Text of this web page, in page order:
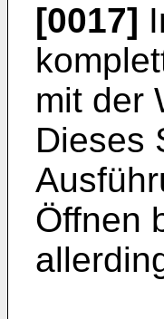
[0017]
mit der
Dieses
Öffnen